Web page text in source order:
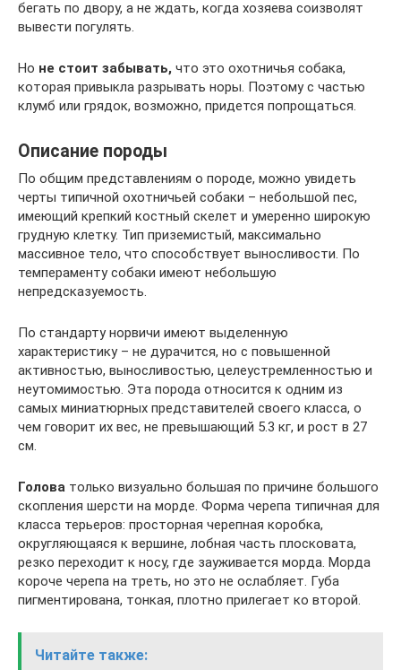
бегать по двору, а не ждать, когда хозяева соизволят
вывести погулять.
Но не стоит забывать, что это охотничья собака,
которая привыкла разрывать норы. Поэтому с частью
клумб или грядок, возможно, придется попрощаться.
Описание породы
По общим представлениям о породе, можно увидеть
черты типичной охотничьей собаки – небольшой пес,
имеющий крепкий костный скелет и умеренно широкую
грудную клетку. Тип приземистый, максимально
массивное тело, что способствует выносливости. По
темпераменту собаки имеют небольшую
непредсказуемость.
По стандарту норвичи имеют выделенную
характеристику – не дурачится, но с повышенной
активностью, выносливостью, целеустремленностью и
неутомимостью. Эта порода относится к одним из
самых миниатюрных представителей своего класса, о
чем говорит их вес, не превышающий 5.3 кг, и рост в 27
см.
Голова только визуально большая по причине большого
скопления шерсти на морде. Форма черепа типичная для
класса терьеров: просторная черепная коробка,
округляющаяся к вершине, лобная часть плосковата,
резко переходит к носу, где зауживается морда. Морда
короче черепа на треть, но это не ослабляет. Губа
пигментирована, тонкая, плотно прилегает ко второй.
Читайте также: